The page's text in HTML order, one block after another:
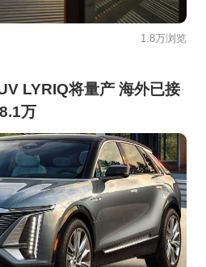
1.8万浏览
LYRIQ将量产 海外已接
万